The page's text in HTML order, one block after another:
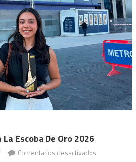
Escoba De Oro 2026
Comentarios desactivadosen